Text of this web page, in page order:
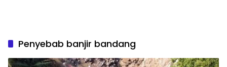
Penyebab banjir bandang